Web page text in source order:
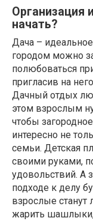
Организация
начать?
Дача –
городом можно
полюбоваться
пригласив на
Дачный отдых
этом взрослым
чтобы
интересно не
семьи. Детская
своими руками,
удовольствий. А
подходе к делу
взрослые станут
жарить шашлыки,